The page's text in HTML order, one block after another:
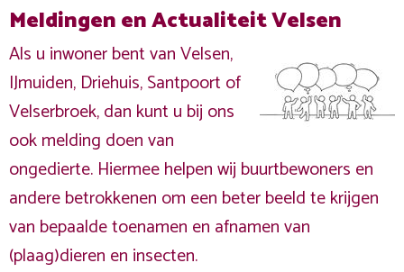
Meldingen en Actualiteit Velsen
Als u inwoner bent van Velsen,
IJmuiden, Driehuis, Santpoort of
Velserbroek, dan kunt u bij ons
ook melding doen van
ongedierte. Hiermee helpen wij buurtbewoners en
andere betrokkenen om een beter beeld te krijgen
van bepaalde toenamen en afnamen van
(plaag)dieren en insecten.